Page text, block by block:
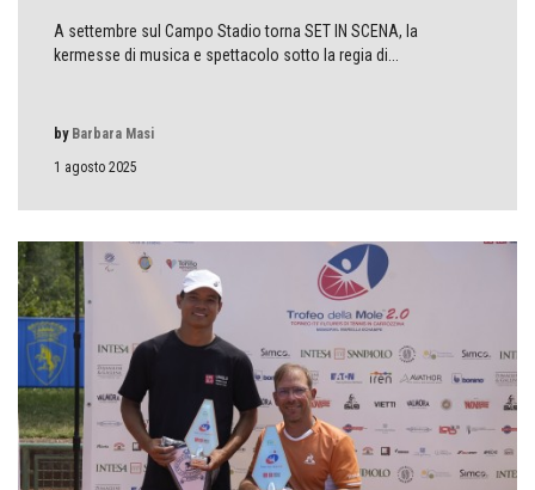
A settembre sul Campo Stadio torna SET IN SCENA, la
kermesse di musica e spettacolo sotto la regia di...
1 agosto 2025
by Barbara Masi